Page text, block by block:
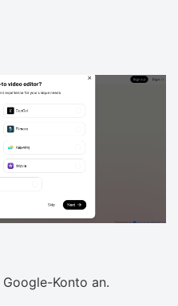
Konto an.